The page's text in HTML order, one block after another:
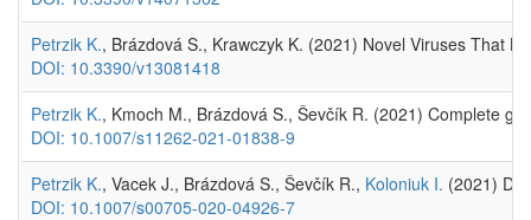
Petrzik K., Brázdová S., Krawczyk K. (2021) Novel Viruses That
DOI: 10.3390/v13081418
Petrzik K., Kmoch M., Brázdová S., Ševčík R. (2021) Complete
DOI: 10.1007/s11262-021-01838-9
Petrzik K., Vacek J., Brázdová S., Ševčík R., Koloniuk I. (2021)
DOI: 10.1007/s00705-020-04926-7